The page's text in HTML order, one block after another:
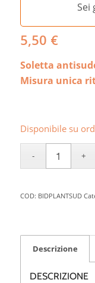
Sei
5,50 €
Soletta
Misura unica
Disponibile su
COD: BIDPLANTSUD
Descrizione
DESCRIZIONE